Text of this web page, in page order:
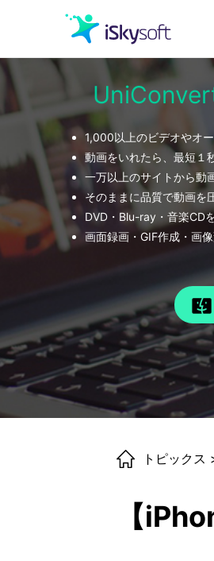
クリ
オフ
ユー
1,000以上のビデオやオ
動画をいれたら、最短１
一万以上のサイトから動
そのままに品質で動画を
DVD・Blu-ray・音楽CD
画面録画・GIF作成・画
トピックス
【